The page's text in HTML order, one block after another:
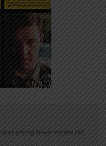
yang bisa anda isi